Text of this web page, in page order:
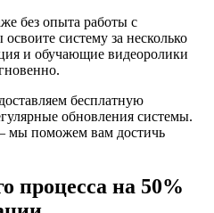
без опыта работы с
систему за несколько
и обучающие видеоролики
бесплатную
обновления системы.
мы поможем вам достичь
процесса на 50%